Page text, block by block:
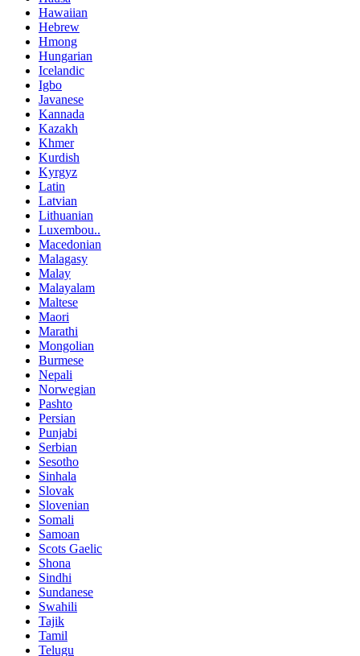
Hawaiian
Hebrew
Hmong
Hungarian
Icelandic
Igbo
Javanese
Kannada
Kazakh
Khmer
Kurdish
Kyrgyz
Latin
Latvian
Lithuanian
Luxembou..
Macedonian
Malagasy
Malay
Malayalam
Maltese
Maori
Marathi
Mongolian
Burmese
Nepali
Norwegian
Pashto
Persian
Punjabi
Serbian
Sesotho
Sinhala
Slovak
Slovenian
Somali
Samoan
Scots Gaelic
Shona
Sindhi
Sundanese
Swahili
Tajik
Tamil
Telugu